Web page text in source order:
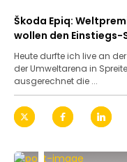
Škoda Epiq:
wollen den
Heute durfte ich live an
der Umweltarena in
ausgerechnet die ...